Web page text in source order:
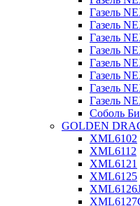
Газель
Газель
Газель
Газель
Газель
Газель
Газель
Газель
Соболь
GOLDEN
XML6102
XML6112
XML6121
XML6125